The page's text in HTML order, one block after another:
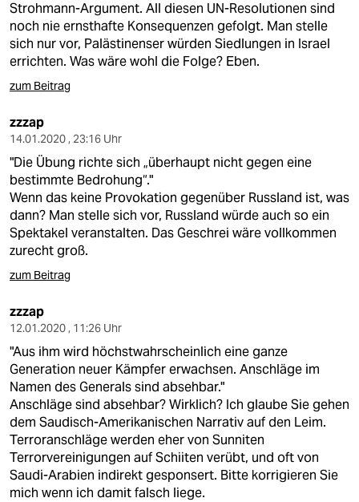
Strohmann-Argument. All diesen UN-Resolutionen sind
noch nie ernsthafte Konsequenzen gefolgt. Man stelle
sich nur vor, Palästinenser würden Siedlungen in Israel
errichten. Was wäre wohl die Folge? Eben.
zum Beitrag
zzzap
14.01.2020 , 23:16 Uhr
"Die Übung richte sich „überhaupt nicht gegen eine
bestimmte Bedrohung“."
Wenn das keine Provokation gegenüber Russland ist, was
dann? Man stelle sich vor, Russland würde auch so ein
Spektakel veranstalten. Das Geschrei wäre vollkommen
zurecht groß.
zum Beitrag
zzzap
12.01.2020 , 11:26 Uhr
"Aus ihm wird höchstwahrscheinlich eine ganze
Generation neuer Kämpfer erwachsen. Anschläge im
Namen des Generals sind absehbar."
Anschläge sind absehbar? Wirklich? Ich glaube Sie gehen
dem Saudisch-Amerikanischen Narrativ auf den Leim.
Terroranschläge werden eher von Sunniten
Terrorvereinigungen auf Schiiten verübt, und oft von
Saudi-Arabien indirekt gesponsert. Bitte korrigieren Sie
mich wenn ich damit falsch liege.